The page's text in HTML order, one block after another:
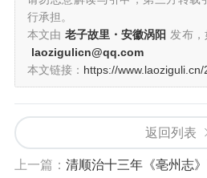
行承担。
本文由 老子故里・安徽涡阳 发布，
laozigulicn@qq.com
本文链接： https://
返回列表
上一篇： 清顺治十三年《亳州志